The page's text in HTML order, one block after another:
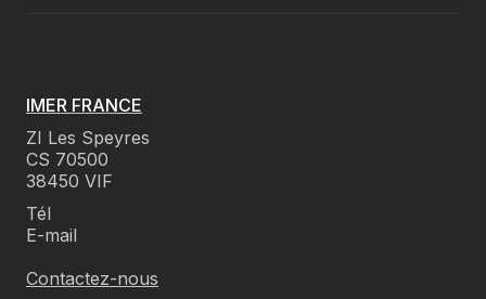
IMER FRANCE
ZI Les Speyres
CS 70500
38450 VIF
Tél
E-mail
Contactez-nous